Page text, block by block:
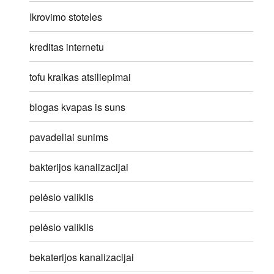
Ikrovimo stoteles
kreditas internetu
tofu kraikas atsiliepimai
blogas kvapas is suns
pavadeliai sunims
bakterijos kanalizacijai
pelėsio valiklis
pelėsio valiklis
bekaterijos kanalizacijai